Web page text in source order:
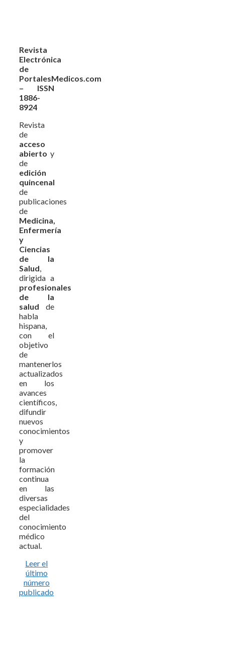
Revista
Electrónica
de
PortalesMedicos.com
– ISSN
1886-
8924
Revista
de
acceso
abierto y
de
edición
quincenal
de
publicaciones
de
Medicina,
Enfermería
y
Ciencias
de la
Salud,
dirigida a
profesionales
de la
salud de
habla
hispana,
con el
objetivo
de
mantenerlos
actualizados
en los
avances
científicos,
difundir
nuevos
conocimientos
y
promover
la
formación
continua
en las
diversas
especialidades
del
conocimiento
médico
actual.
Leer el
último
número
publicado